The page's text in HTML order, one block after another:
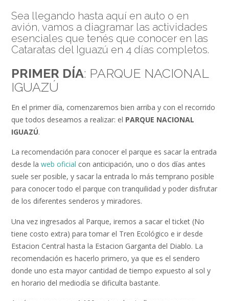
Sea llegando hasta aquí en auto o en
avión, vamos a diagramar las actividades
esenciales que tenés que conocer en las
Cataratas del Iguazú en 4 días completos.
PRIMER DÍA: PARQUE NACIONAL
IGUAZÚ
En el primer día, comenzaremos bien arriba y con el recorrido
que todos deseamos a realizar: el PARQUE NACIONAL
IGUAZÚ.
La recomendación para conocer el parque es sacar la entrada
desde la web oficial con anticipación, uno o dos días antes
suele ser posible, y sacar la entrada lo más temprano posible
para conocer todo el parque con tranquilidad y poder disfrutar
de los diferentes senderos y miradores.
Una vez ingresados al Parque, iremos a sacar el ticket (No
tiene costo extra) para tomar el Tren Ecológico e ir desde
Estacion Central hasta la Estacion Garganta del Diablo. La
recomendación es hacerlo primero, ya que es el sendero
donde uno esta mayor cantidad de tiempo expuesto al sol y
en horario del mediodía se dificulta bastante.